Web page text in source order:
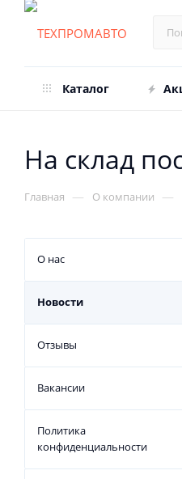
Каталог
На склад
Главная — О компании —
О нас
Новости
Отзывы
Вакансии
Политика
конфиденциальности